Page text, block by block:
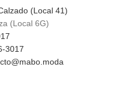
(Local 41)
(Local 6G)
3017